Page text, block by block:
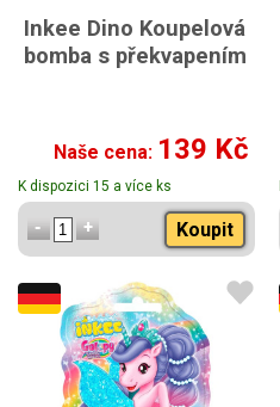
Inkee Dino Koupelová
bomba s překvapením
Naše cena: 139 Kč
K dispozici 15 a více ks
Koupit